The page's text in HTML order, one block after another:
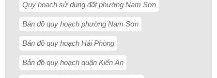
Quy hoạch sử dụng đất phường Nam Sơn
Bản đồ quy hoạch phường Nam Sơn
Bản đồ quy hoạch Hải Phòng
Bản đồ quy hoạch quận Kiến An